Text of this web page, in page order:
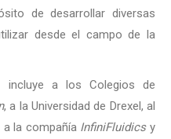
de desarrollar diversas
desde el campo de la
incluye a los Colegios de
, a la Universidad de Drexel, al
a la compañía InfiniFluidicsy